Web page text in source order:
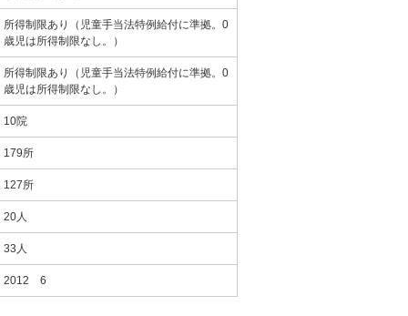
所得制限あり（児童手当法特例給付に準拠。0
歳児は所得制限なし。）
所得制限あり（児童手当法特例給付に準拠。0
歳児は所得制限なし。）
10院
179所
127所
20人
33人
2012 6